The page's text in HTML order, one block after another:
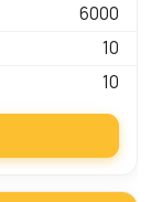
6000
10
10